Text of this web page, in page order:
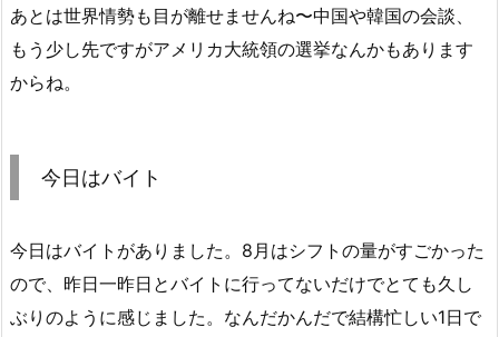
あとは世界情勢も目が離せませんね〜中国や韓国の会談、
もう少し先ですがアメリカ大統領の選挙なんかもあります
からね。
今日はバイト
今日はバイトがありました。8月はシフトの量がすごかった
ので、昨日一昨日とバイトに行ってないだけでとても久し
ぶりのように感じました。なんだかんだで結構忙しい1日で